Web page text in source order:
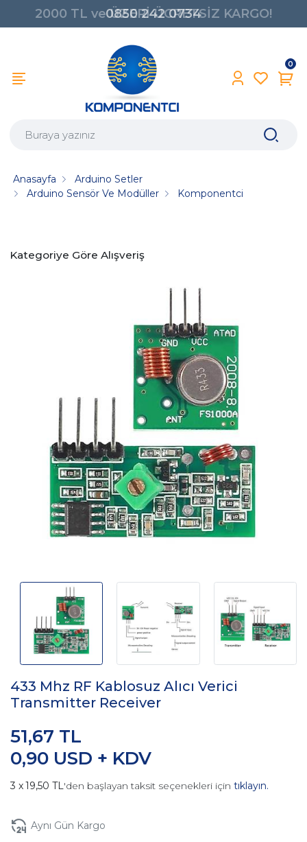
0850 242 0734
0
Anasayfa
Arduino Setler
Arduino Sensör Ve Modüller
Komponentci
Kategoriye Göre Alışveriş
433 Mhz RF Kablosuz Alıcı Verici
Transmitter Receiver
0,90 USD + KDV
51,67 TL
19,50 TL'den başlayan taksit seçenekleri için tıklayın.
Aynı Gün Kargo